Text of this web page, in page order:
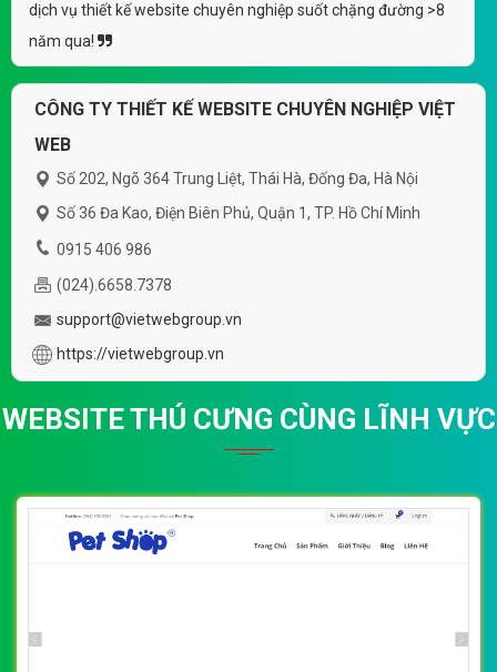
dịch vụ thiết kế website chuyên nghiệp suốt chặng đường >8
năm qua!
CÔNG TY THIẾT KẾ WEBSITE CHUYÊN NGHIỆP VIỆT
WEB
Số 202, Ngõ 364 Trung Liệt, Thái Hà, Đống Đa, Hà Nội
Số 36 Đa Kao, Điện Biên Phủ, Quận 1, TP. Hồ Chí Minh
0915 406 986
(024).6658.7378
support@vietwebgroup.vn
https://vietwebgroup.vn
WEBSITE THÚ CƯNG CÙNG LĨNH VỰC